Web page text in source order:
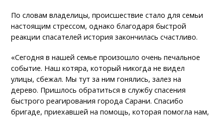
По словам владелицы, происшествие стало для семьи
настоящим стрессом, однако благодаря быстрой
реакции спасателей история закончилась счастливо.
«Сегодня в нашей семье произошло очень печальное
событие. Наш котяра, который никогда не видел
улицы, сбежал. Мы тут за ним гонялись, залез на
дерево. Пришлось обратиться в службу спасения
быстрого реагирования города Сарани. Спасибо
бригаде, приехавшей на помощь, которая помогла нам,